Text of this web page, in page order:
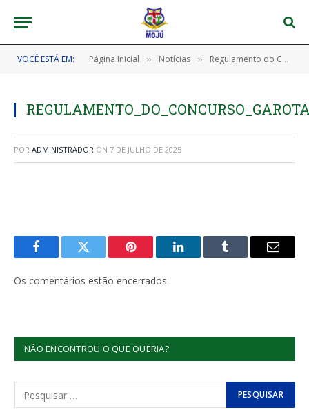
VOCÊ ESTÁ EM: Página Inicial » Notícias » Regulamento do Concurso Garota Verão 2025 – Balneário o Levi
POR ADMINISTRADOR ON 7 DE JULHO DE 2025
FacebookTwitter Pinterest LinkedInTumblr
E-
Os comentários estão encerrados.
NÃO ENCONTROU O QUE QUERIA?